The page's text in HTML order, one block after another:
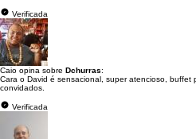
Verificada
Caio opina sobre Dchurras:
Cara o David é sensacional, super atencioso,
convidados.
Verificada